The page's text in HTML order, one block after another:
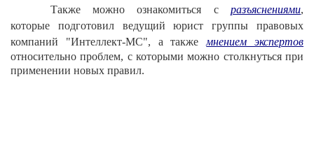
Также можно ознакомиться с разъяснениями,
которые подготовил ведущий юрист группы правовых
компаний "Интеллект-МС", а также мнением экспертов
относительно проблем, с которыми можно столкнуться при
применении новых правил.